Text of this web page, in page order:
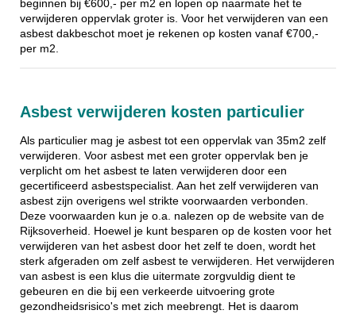
beginnen bij €600,- per m2 en lopen op naarmate het te
verwijderen oppervlak groter is. Voor het verwijderen van een
asbest dakbeschot moet je rekenen op kosten vanaf €700,-
per m2.
Asbest verwijderen kosten particulier
Als particulier mag je asbest tot een oppervlak van 35m2 zelf
verwijderen. Voor asbest met een groter oppervlak ben je
verplicht om het asbest te laten verwijderen door een
gecertificeerd asbestspecialist. Aan het zelf verwijderen van
asbest zijn overigens wel strikte voorwaarden verbonden.
Deze voorwaarden kun je o.a. nalezen op de website van de
Rijksoverheid. Hoewel je kunt besparen op de kosten voor het
verwijderen van het asbest door het zelf te doen, wordt het
sterk afgeraden om zelf asbest te verwijderen. Het verwijderen
van asbest is een klus die uitermate zorgvuldig dient te
gebeuren en die bij een verkeerde uitvoering grote
gezondheidsrisico's met zich meebrengt. Het is daarom